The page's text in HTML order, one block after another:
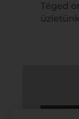
Téged